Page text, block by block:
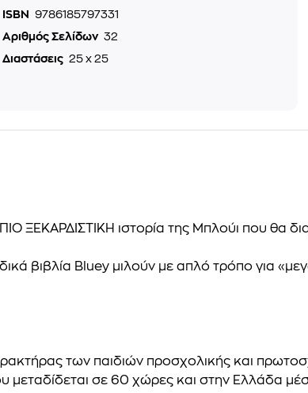
ISBN
9786185797331
Αριθμός Σελίδων 32
Διαστάσεις 25 x 25
ΞΕΚΑΡΔΙΣΤΙΚΗ ιστορία της Μπλούι που θα
βιβλία Bluey μιλούν με απλό τρόπο για
των παιδιών προσχολικής και
μεταδίδεται σε 60 χώρες και στην Ελλάδα